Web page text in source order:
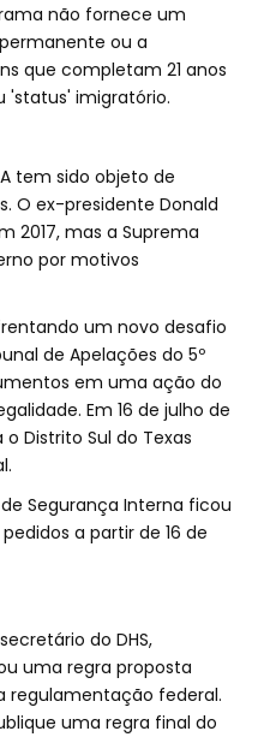
não fornece um
ou a
que completam 21 anos
'status' imigratório.
tem sido objeto de
O ex-presidente Donald
2017, mas a Suprema
por motivos
um novo desafio
de Apelações do 5º
em uma ação do
Em 16 de julho de
o Distrito Sul do Texas
Segurança Interna ficou
a partir de 16 de
do DHS,
uma regra proposta
regulamentação federal.
uma regra final do